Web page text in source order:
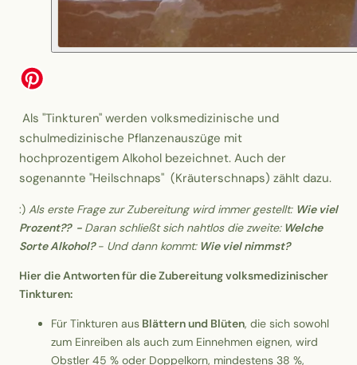
Als "Tinkturen" werden volksmedizinische und
schulmedizinische Pflanzenauszüge mit
hochprozentigem Alkohol bezeichnet. Auch der
sogenannte "Heilschnaps" (Kräuterschnaps) zählt dazu.
:) Als erste Frage zurZubereitung wird immer gestellt: Wie viel
Prozent?? - Daran schließt sich nahtlos die zweite:Welche
Sorte Alkohol?- Und dann kommt: Wie viel nimmst?
Hier die Antworten für die Zubereitung volksmedizinischer
Tinkturen:
Für Tinkturen aus Blättern und Blüten, die sich sowohl
zum Einreiben als auch zum Einnehmen eignen, wird
Obstler 45 % oder Doppelkorn, mindestens 38 %,